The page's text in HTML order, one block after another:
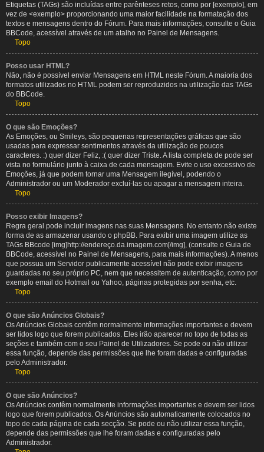
Etiquetas (TAGs) são incluídas entre parênteses retos, como por [exemplo], em
vez de <exemplo> proporcionando uma maior facilidade na formatação dos
textos e mensagens dentro do Fórum. Para mais informações, consulte o Guia
BBCode, acessível através de um atalho no Painel de Mensagens.
Topo
Posso usar HTML?
Não, não é possível enviar Mensagens em HTML neste Fórum. A maioria dos
formatos utilizados no HTML podem ser reproduzidos na utilização das TAGs
do BBCode.
Topo
O que são Emoções?
As Emoções, ou Smileys, são pequenas representações gráficas que são
usadas para expressar sentimentos através da utilização de poucos
caracteres. :) quer dizer Feliz, :( quer dizer Triste. A lista completa de pode ser
vista no formulário junto à caixa de cada mensagem. Evite o uso excessivo de
Emoções, já que podem tornar uma Mensagem ilegível, podendo o
Administrador ou um Moderador excluí-las ou apagar a mensagem inteira.
Topo
Posso exibir Imagens?
Regra geral pode incluir imagens nas suas Mensagens. No entanto não existe
forma de as armazenar usando o phpBB. Para exibir uma imagem utilize as
TAGs BBcode [img]http://endereço.da.imagem.com[/img], (consulte o Guia de
BBCode, acessível no Painel de Mensagens, para mais informações). A menos
que possua um Servidor publicamente acessível não pode exibir imagens
guardadas no seu próprio PC, nem que necessitem de autenticação, como por
exemplo email do Hotmail ou Yahoo, páginas protegidas por senha, etc.
Topo
O que são Anúncios Globais?
Os Anúncios Globais contêm normalmente informações importantes e devem
ser lidos logo que forem publicados. Eles irão aparecer no topo de todas as
seções e também com o seu Painel de Utilizadores. Se pode ou não utilizar
essa função, depende das permissões que lhe foram dadas e configuradas
pelo Administrador.
Topo
O que são Anúncios?
Os Anúncios contêm normalmente informações importantes e devem ser lidos
logo que forem publicados. Os Anúncios são automaticamente colocados no
topo de cada página de cada secção. Se pode ou não utilizar essa função,
depende das permissões que lhe foram dadas e configuradas pelo
Administrador.